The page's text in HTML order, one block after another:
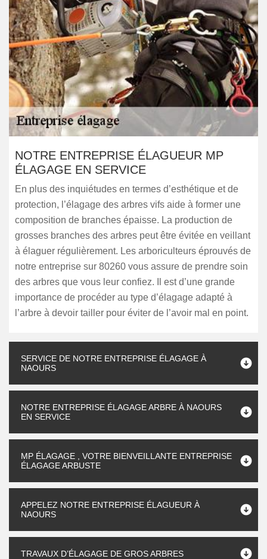
NOTRE ENTREPRISE ÉLAGUEUR MP
ÉLAGAGE EN SERVICE
En plus des inquiétudes en termes d’esthétique et de
protection, l’élagage des arbres vifs aide à former une
composition de branches épaisse. La production de
grosses branches des arbres peut être évitée en veillant
à élaguer régulièrement. Les arboriculteurs éprouvés de
notre entreprise sur 80260 vous assure de prendre soin
des arbres que vous leur confiez. Il est d’une grande
importance de procéder au type d’élagage adapté à
l’arbre à devoir tailler pour éviter de l’avoir mal en point.
SERVICE DE NOTRE ENTREPRISE ÉLAGAGE À
NAOURS
NOTRE ENTREPRISE ÉLAGAGE ARBRE À NAOURS
EN SERVICE
MP ÉLAGAGE , VOTRE BIENVEILLANTE ENTREPRISE
ÉLAGAGE ARBUSTE
APPELEZ NOTRE ENTREPRISE ÉLAGUEUR À
NAOURS
TRAVAUX D’ÉLAGAGE DE GROS ARBRES